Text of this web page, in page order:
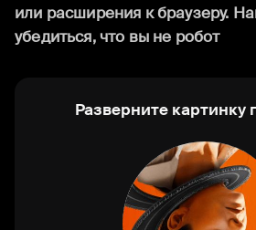
или расширения к браузеру.
убедиться, что вы не робот
Разверните картинку